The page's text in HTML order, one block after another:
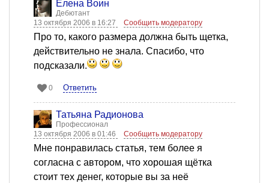
Елена Воин
Дебютант
13 октября 2006 в 16:27
Сообщить модератору
Про то, какого размера должна быть щетка,
действительно не знала. Спасибо, что
подсказали.
0 Ответить
Татьяна Радионова
Профессионал
13 октября 2006 в 01:46
Сообщить модератору
Мне понравилась статья, тем более я
согласна с автором, что хорошая щётка
стоит тех денег, которые вы за неё